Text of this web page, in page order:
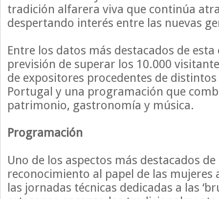
tradición alfarera viva que continúa
despertando interés entre las nuevas
Entre los datos más destacados de
previsión de superar los 10.000
de expositores procedentes de
Portugal y una programación que
patrimonio, gastronomía y música.
Programación
Uno de los aspectos más destacados
reconocimiento al papel de las mujeres
las jornadas técnicas dedicadas a las